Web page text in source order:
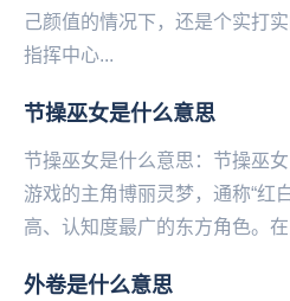
己颜值的情况下，还是个实打
指挥中心...
节操巫女是什么意思
节操巫女是什么意思：节操巫
游戏的主角博丽灵梦，通称“红
高、认知度最广的东方角色。
外卷是什么意思